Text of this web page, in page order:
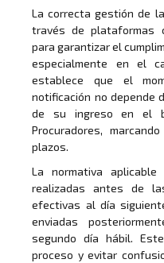
La correcta gestión de
través de plataformas
para garantizar el
especialmente en el
establece que el
notificación no depende
de su ingreso en el
Procuradores,
plazos.
La normativa
realizadas antes de
efectivas al día
enviadas
segundo día hábil.
proceso y evitar